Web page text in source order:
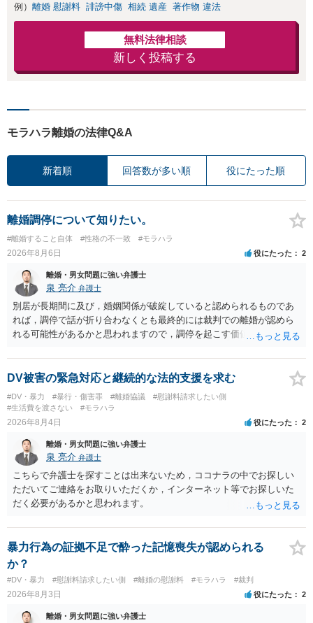
例） 離婚 慰謝料 誹謗中傷 相続 遺産 著作物 違法
無料法律相談
新しく投稿する
モラハラ離婚の法律Q&A
新着順 回答数が多い順 役にたった順
離婚調停について知りたい。
#離婚すること自体 #性格の不一致 #モラハラ
2026年8月6日 役にたった 2
離婚・男女問題に強い弁護士
泉 亮介 弁護士
別居が長期間に及び，婚姻関係が破綻していると認められるものであ
れば，調停で話が折り合わなくとも最終的には裁判での離婚が認めら
れる可能性があるかと思われますので，調停を起こす価値はあるよう
は調停が成立するということはないため，相手が合意するメリットを
だしてでも調停で終わらせるよう努めるのか，裁判離婚を見据えて調
停での離婚に固執しないかいずれかの対応は必要となるかと思われま
す。 お一人で対応するのは難しい側面もありますので弁護士を立てる
ことを検討されると良いかと思われます。
DV被害の緊急対応と継続的な法的支援を求む
#DV・暴力 #暴行・傷害罪 #離婚協議
#慰謝料請求したい側
#生活費を渡さない
#モラハラ
2026年8月4日 役にたった 2
離婚・男女問題に強い弁護士
泉 亮介 弁護士
こちらで弁護士を探すことは出来ないため，ココナラの中でお探しい
ただいてご連絡をお取りいただくか，インターネット等でお探しいた
だく必要があるかと思われます。
暴力行為の証拠不足で酔った記憶喪失が認められる
か？
#DV・暴力 #慰謝料請求したい側 #離婚の慰謝料 #モラハラ #裁判
2026年8月3日 役にたった 2
離婚・男女問題に強い弁護士